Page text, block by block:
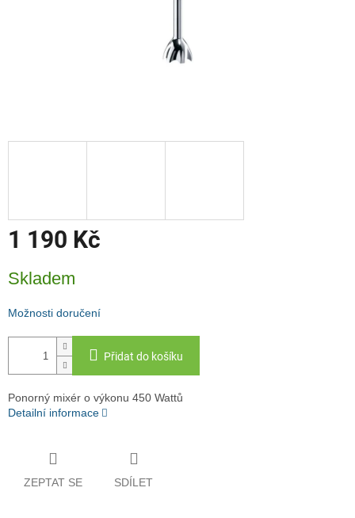
1 190 Kč
cena:
Skladem
Možnosti doručení
Přidat do košíku
Ponorný mixér o výkonu 450 Wattů
Detailní informace
ZEPTAT SE SDÍLET